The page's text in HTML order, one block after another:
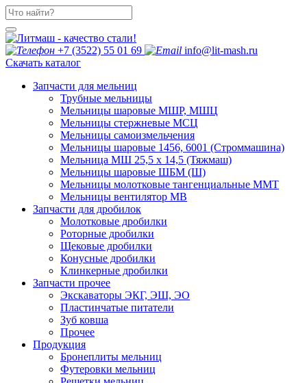
+7 (3522) 55 01 69
info@lit-mash.ru
Скачать каталог
Запчасти для мельниц
Трубные мельницы
Мельницы шаровые МШР, МШЦ
Мельницы стержневые МСЦ
Мельницы самоизмельчения
Мельницы шаровые 1456, 6001 (Строммашина)
Мельница МШ 25,5 х 14,5 (Тяжмаш)
Мельницы шаровые ШБМ (Ш)
Мельницы молотковые тангенциальные ММТ
Мельницы вентилятор МВ
Запчасти для дробилок
Молотковые дробилки
Роторные дробилки
Щековые дробилки
Конусные дробилки
Клинкерные дробилки
Запчасти прочее
Экскаваторы ЭКГ, ЭШ, ЭО
Пластинчатые питатели
Зуб ковша
Прочее
Продукция
Бронеплиты мельниц
Футеровки мельниц